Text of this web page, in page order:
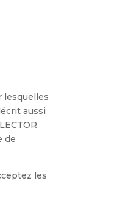
lesquelles
aussi
de
les